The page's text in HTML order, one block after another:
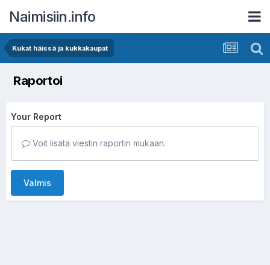
Naimisiin.info
Kukat häissä ja kukkakaupat
Raportoi
Your Report
Voit lisätä viestin raportin mukaan.
Valmis